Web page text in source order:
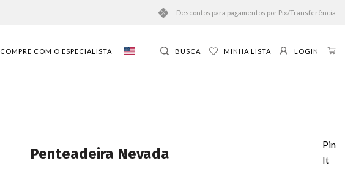
Descontos para pagamentos por Pix/Transferência
COMPRE COM O ESPECIALISTA BUSCA MINHA LISTA LOGIN
Penteadeira Nevada
Pin
It